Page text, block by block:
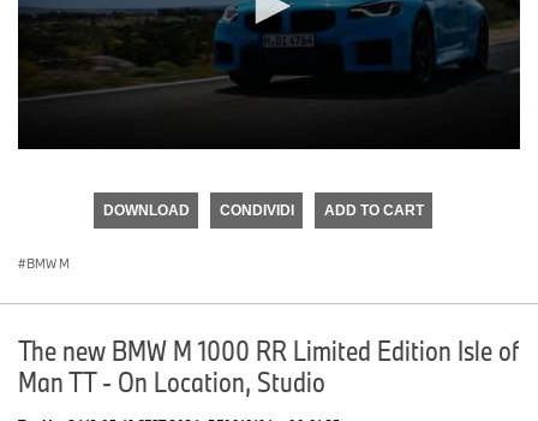
DOWNLOAD CONDIVIDI ADD TO CART
BMW M
The new BMW M 1000 RR Limited Edition Isle of
Man TT - On Location, Studio